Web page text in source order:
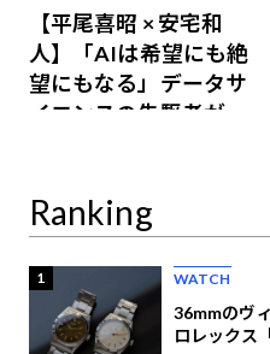
【平尾喜昭 × 安宅和
人】「AIは希望にも絶
望にもなる」データサ
イエンスの先駆者が語
Ranking
1 WATCH
36mmのヴ
ロレックス